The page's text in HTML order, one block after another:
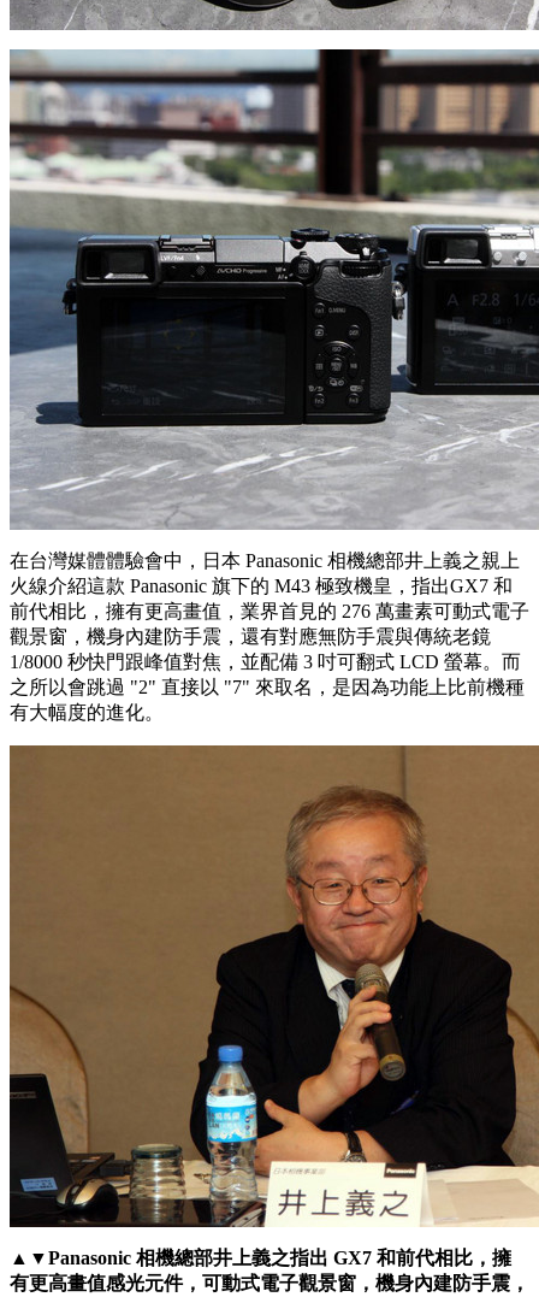
在台灣媒體體驗會中，日本 Panasonic 相機總部井上義之親上
火線介紹這款 Panasonic 旗下的 M43 極致機皇，指出GX7 和
前代相比，擁有更高畫值，業界首見的 276 萬畫素可動式電子
觀景窗，機身內建防手震，還有對應無防手震與傳統老鏡
1/8000 秒快門跟峰值對焦，並配備 3 吋可翻式 LCD 螢幕。而
之所以會跳過 "2" 直接以 "7" 來取名，是因為功能上比前機種
有大幅度的進化。
▲▼Panasonic 相機總部井上義之指出 GX7 和前代相比，擁
有更高畫值感光元件，可動式電子觀景窗，機身內建防手震，